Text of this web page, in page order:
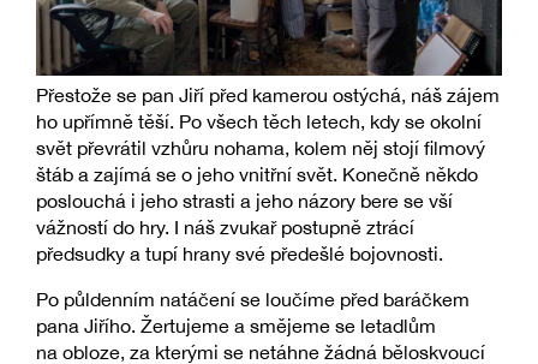
Přestože se pan Jiří před kamerou ostýchá, náš zájem
ho upřímně těší. Po všech těch letech, kdy se okolní
svět převrátil vzhůru nohama, kolem něj stojí filmový
štáb a zajímá se o jeho vnitřní svět. Konečně někdo
poslouchá i jeho strasti a jeho názory bere se vší
vážností do hry. I náš zvukař postupně ztrácí
předsudky a tupí hrany své předešlé bojovnosti.
Po půldenním natáčení se loučíme před baráčkem
pana Jiřího. Žertujeme a smějeme se letadlům
na obloze, za kterými se netáhne žádná běloskvoucí